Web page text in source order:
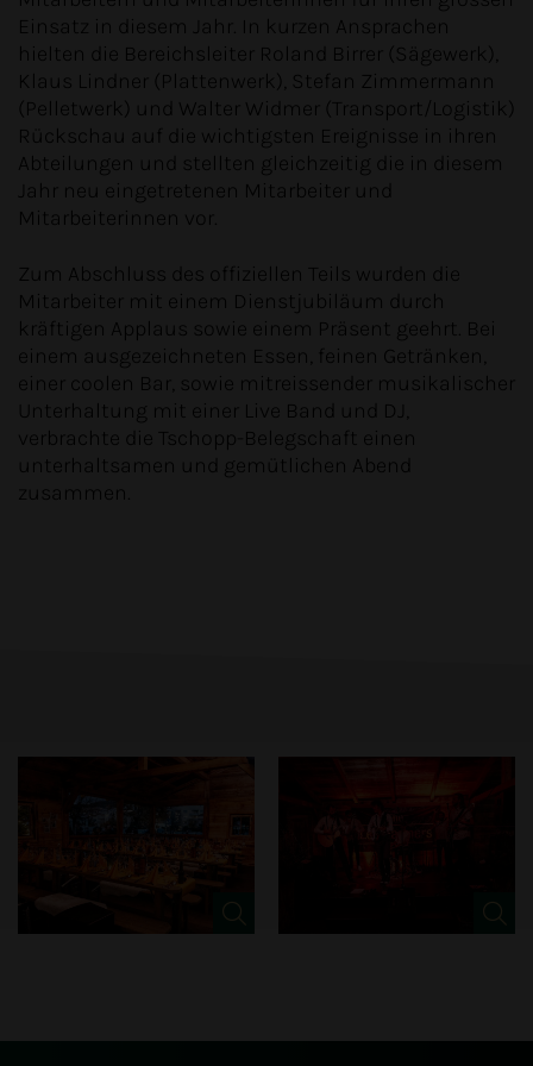
Einsatz in diesem Jahr. In kurzen Ansprachen
hielten die Bereichsleiter Roland Birrer (Sägewerk),
Klaus Lindner (Plattenwerk), Stefan Zimmermann
(Pelletwerk) und Walter Widmer (Transport/Logistik)
Rückschau auf die wichtigsten Ereignisse in ihren
Abteilungen und stellten gleichzeitig die in diesem
Jahr neu eingetretenen Mitarbeiter und
Mitarbeiterinnen vor.
Zum Abschluss des offiziellen Teils wurden die
Mitarbeiter mit einem Dienstjubiläum durch
kräftigen Applaus sowie einem Präsent geehrt. Bei
einem ausgezeichneten Essen, feinen Getränken,
einer coolen Bar, sowie mitreissender musikalischer
Unterhaltung mit einer Live Band und DJ,
verbrachte die Tschopp-Belegschaft einen
unterhaltsamen und gemütlichen Abend
zusammen.